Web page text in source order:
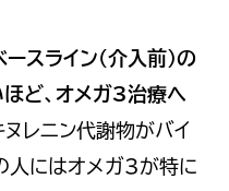
ースライン（介入前）の
ど、オメガ3治療へ
ヌレニン代謝物がバイ
人にはオメガ3が特に